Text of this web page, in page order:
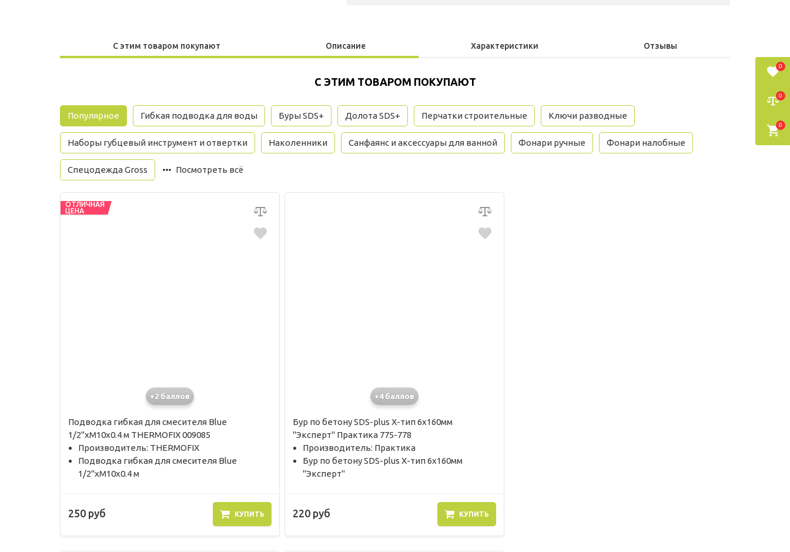
С этим товаром покупают Описание Характеристики Отзывы
С ЭТИМ ТОВАРОМ ПОКУПАЮТ
Популярное Гибкая подводка для воды Буры SDS+ Долота SDS+ Перчатки строительные Ключи разводные
Наборы губцевый инструмент и отвертки Наколенники Санфаянс и аксессуары для ванной Фонари ручные Фонари налобные
Спецодежда Gross Посмотреть всё
ОТЛИЧНАЯ
ЦЕНА
+2 баллов
Подводка гибкая для смесителя Blue
1/2"хМ10х0.4 м THERMOFIX 009085
Производитель: THERMOFIX
Подводка гибкая для смесителя Blue
1/2"хМ10х0.4 м
250 руб КУПИТЬ
+4 баллов
Бур по бетону SDS-plus X-тип 6х160мм
"Эксперт" Практика 775-778
Производитель: Практика
Бур по бетону SDS-plus X-тип 6х160мм
"Эксперт"
220 руб КУПИТЬ
0
0
0